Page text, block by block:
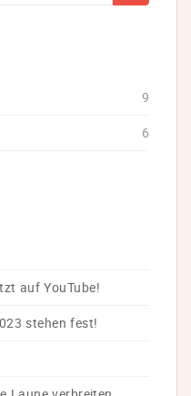
9
6
auf YouTube!
stehen fest!